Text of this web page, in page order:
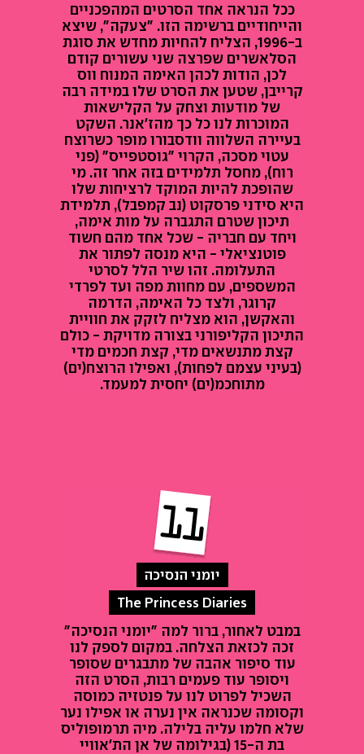
ככל הנראה אחד הסרטים המהפכניים
והייחודיים ברשימה הזו. "צעקה", שיצא
ב-1996, הצליח להחיות מחדש את סוגת
הסלאשרים שפרצה שני עשורים קודם
לכן, הודות לכהן האימה המנוח ווס
קרייבן, שטען את הסרט שלו במידה רבה
של מודעות וצחק על הקלישאות
המוכרות לנו כל כך מהז'אנר. השקט
בעיירה השלווה וודסבורו מופר כשרוצח
עטוי מסכה, הקרוי "גוסטפייס" (פני
רוח), מחסל תלמידים בזה אחר זה. מי
שהופכת להיות המוקד לרציחות שלו
היא סידני פרסקוט (נב קמפבל), תלמידת
תיכון שטרם התגברה על מות אימה,
ויחד עם חבריה - שכל אחד מהם חשוד
פוטנציאלי - היא מנסה לפתור את
התעלומה. זהו שיר הלל לסרטי
המשספים, עם מחוות מפה ועד לפרדי
קרוגר, ולצד כל האימה, הדרמה
והאקשן, הוא מצליח לזקק את חוויית
התיכון הקליפורני בצורה מדויקת - כולם
קצת מתנשאים מדי, קצת חכמים מדי
(בעיני עצמם לפחות), ואפילו הרוצח(ים)
מתוחכמ(ים) יחסית למעמד.
יומני הנסיכה
The Princess Diaries
במבט לאחור, ברור למה "יומני הנסיכה"
זכה לכזאת הצלחה. במקום לספק לנו
עוד סיפור אהבה של מתבגרים שסופר
ויסופר עוד פעמים רבות, הסרט הזה
השכיל לפרוט לנו על פנטזיה כמוסה
וקסומה שכנראה אין נערה או אפילו נער
שלא חלמו עליה בלילה. מיה תרמופוליס
בת ה-15 (בגילומה של אן הת'אוויי